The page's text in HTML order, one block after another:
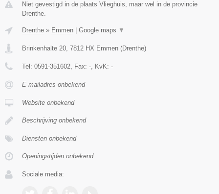
Niet gevestigd in de plaats Vlieghuis, maar wel in de provincie
Drenthe.
Drenthe » Emmen Google maps ▼
Brinkenhalte 20, 7812 HX Emmen (Drenthe)
Tel: 0591-351602, Fax: -, KvK: -
E-mailadres onbekend
Website onbekend
Beschrijving onbekend
Diensten onbekend
Openingstijden onbekend
Sociale media: